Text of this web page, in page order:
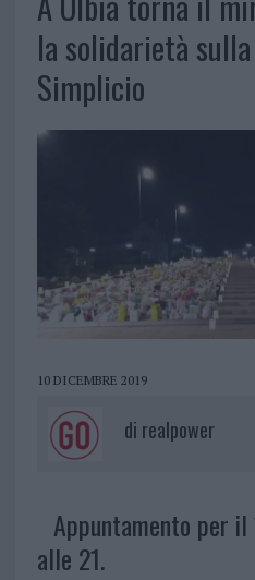
la solidarietà
Simplicio
10 DICEMBRE 2019
di realpower
Appuntamento per
alle 21.